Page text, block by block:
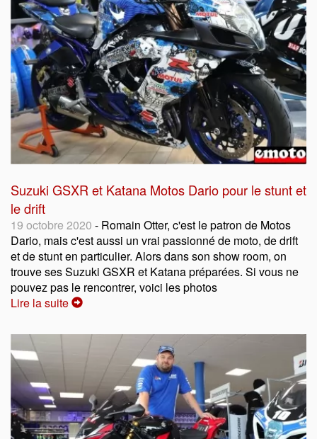
Suzuki GSXR et Katana Motos Dario pour le stunt et
le drift
19 octobre 2020 - Romain Otter, c'est le patron de Motos
Dario, mais c'est aussi un vrai passionné de moto, de drift
et de stunt en particulier. Alors dans son show room, on
trouve ses Suzuki GSXR et Katana préparées. Si vous ne
pouvez pas le rencontrer, voici les photos
Lire la suite